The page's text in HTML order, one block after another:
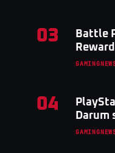
03
Battle
04
Darum